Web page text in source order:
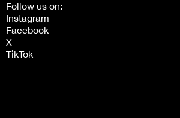
Follow us on:
Instagram
Facebook
X
TikTok